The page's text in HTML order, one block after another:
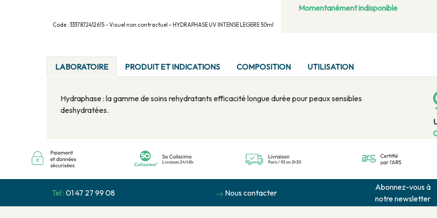
Code : 3337872412615 - Visuel non contractuel - HYDRAPHASE UV INTENSE LEGERE 50ml
Momentanément indisponible
LABORATOIRE PRODUIT ET INDICATIONS COMPOSITION UTILISATION
Hydraphase : la gamme de soins rehydratants efficacité longue durée pour peaux sensibles
deshydratées.
Tel : 01 47 27 99 08 Nous contacter
Abonnez-vous à
notre newsletter